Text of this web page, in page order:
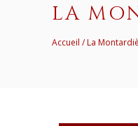
LA
Accueil La